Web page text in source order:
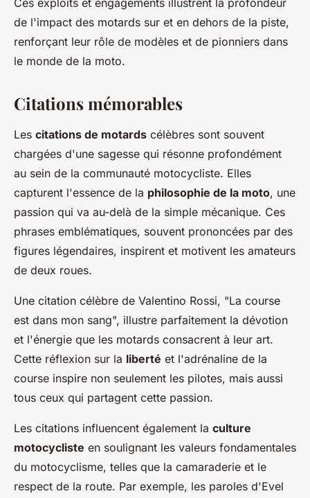
Ces exploits et engagements illustrent la profondeur
de l'impact des motards sur et en dehors de la piste,
renforçant leur rôle de modèles et de pionniers dans
le monde de la moto.
Citations mémorables
Les citations de motards célèbres sont souvent
chargées d'une sagesse qui résonne profondément
au sein de la communauté motocycliste. Elles
capturent l'essence de la philosophie de la moto, une
passion qui va au-delà de la simple mécanique. Ces
phrases emblématiques, souvent prononcées par des
figures légendaires, inspirent et motivent les amateurs
de deux roues.
Une citation célèbre de Valentino Rossi, "La course
est dans mon sang", illustre parfaitement la dévotion
et l'énergie que les motards consacrent à leur art.
Cette réflexion sur la liberté et l'adrénaline de la
course inspire non seulement les pilotes, mais aussi
tous ceux qui partagent cette passion.
Les citations influencent également la culture
motocycliste en soulignant les valeurs fondamentales
du motocyclisme, telles que la camaraderie et le
respect de la route. Par exemple, les paroles d'Evel